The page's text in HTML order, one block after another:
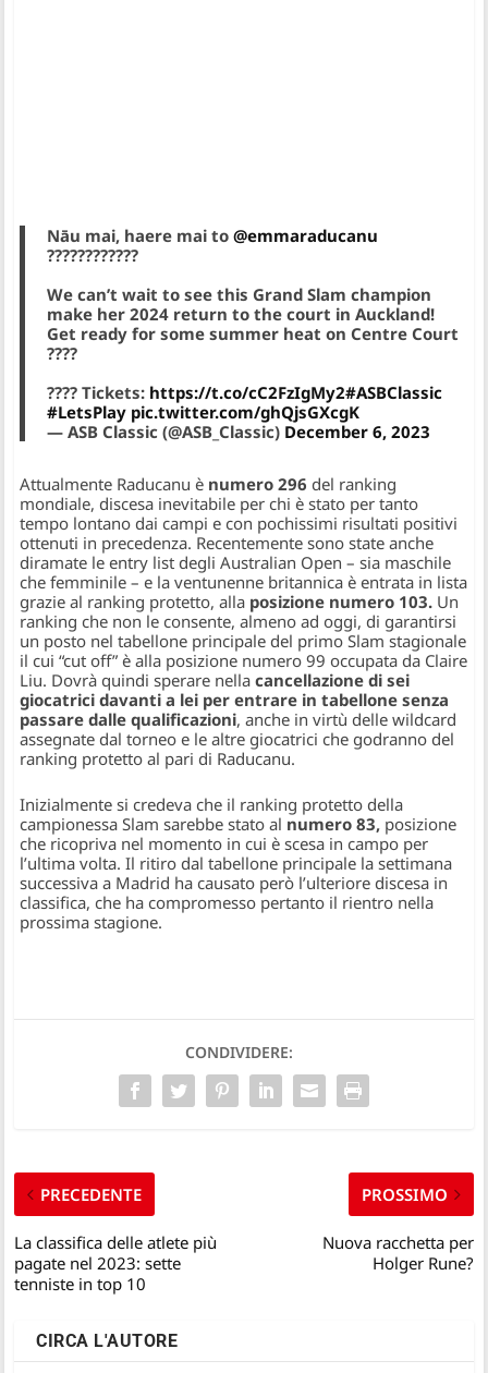
Nāu mai, haere mai to@emmaraducanu
????????????
We can’t wait to see this Grand Slam champion
make her 2024 return to the court in Auckland!
Get ready for some summer heat on Centre Court
????
????️ Tickets: https://t.co/cC2FzIgMy2#ASBClassic
#LetsPlay pic.twitter.com/ghQjsGXcgK
— ASB Classic (@ASB_Classic) December 6, 2023
Attualmente Raducanu è numero 296 del ranking
mondiale, discesa inevitabile per chi è stato per tanto
tempo lontano dai campi e con pochissimi risultati positivi
ottenuti in precedenza. Recentemente sono state anche
diramate le entry list degli Australian Open – sia maschile
che femminile – e la ventunenne britannica è entrata in lista
grazie al ranking protetto, alla posizione numero 103. Un
ranking che non le consente, almeno ad oggi, di garantirsi
un posto nel tabellone principale del primo Slam stagionale
il cui “cut off” è alla posizione numero 99 occupata da Claire
Liu. Dovrà quindi sperare nellacancellazione di sei
giocatrici davanti a lei per entrare in tabellone senza
passare dalle qualificazioni, anche in virtù delle wildcard
assegnate dal torneo e le altre giocatrici che godranno del
ranking protetto al pari di Raducanu.
Inizialmente si credeva che il ranking protetto della
campionessa Slam sarebbe stato al numero 83, posizione
che ricopriva nel momento in cui è scesa in campo per
l’ultima volta. Il ritiro dal tabellone principale la settimana
successiva a Madrid ha causato però l’ulteriore discesa in
classifica, che ha compromesso pertanto il rientro nella
prossima stagione.
CONDIVIDERE:
PRECEDENTE
La classifica delle atlete più
pagate nel 2023: sette
tenniste in top 10
PROSSIMO
Nuova racchetta per
Holger Rune?
CIRCA L'AUTORE